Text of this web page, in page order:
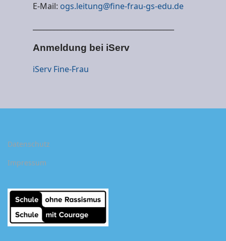
E-Mail: ogs.leitung@fine-frau-gs-edu.de
Anmeldung bei iServ
iServ Fine-Frau
Datenschutz
Impressum